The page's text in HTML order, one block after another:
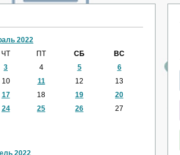
2022
ЧТ ПТ СБ
ВС
3 4 5
6
10 11 12
13
17 18 19
20
24 25 26
27
2022